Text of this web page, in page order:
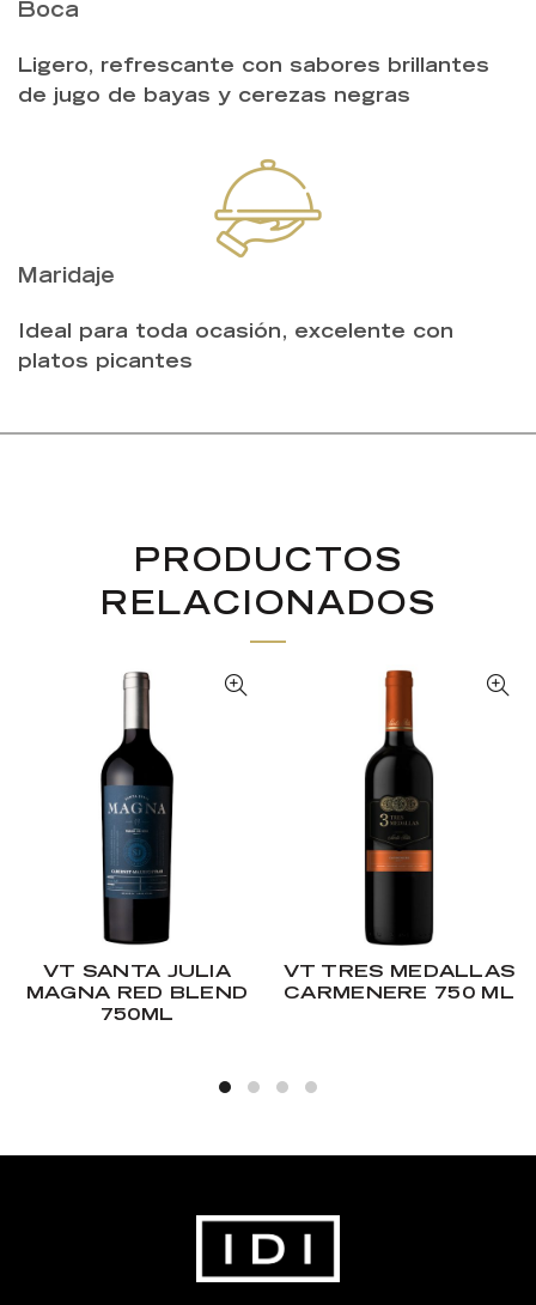
Boca
Ligero, refrescante con sabores brillantes
de jugo de bayas y cerezas negras
Maridaje
Ideal para toda ocasión, excelente con
platos picantes
PRODUCTOS
RELACIONADOS
VT SANTA JULIA
MAGNA RED BLEND
750ML
VT TRES MEDALLAS
CARMENERE 750 ML